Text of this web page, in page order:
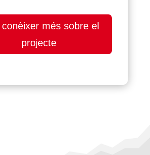
més sobre el
projecte